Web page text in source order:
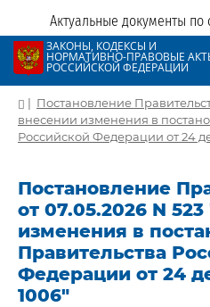
Актуальные документы по
ЗАКОНЫ, КОДЕКСЫ И
НОРМАТИВНО-ПРАВОВЫЕ
РОССИЙСКОЙ ФЕДЕРАЦИИ
| Постановление
внесении изменения в
Российской Федерации от 24
Постановление
от 07.05.2026 N
изменения в
Правительства
Федерации от 24
1006"